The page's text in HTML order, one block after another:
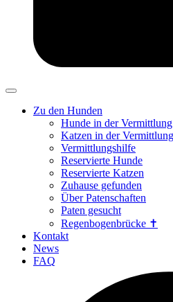
Zu den Hunden
Hunde in der Vermittlung
Katzen in der Vermittlung
Vermittlungshilfe
Reservierte Hunde
Reservierte Katzen
Zuhause gefunden
Über Patenschaften
Paten gesucht
Regenbogenbrücke ✝
Kontakt
News
FAQ